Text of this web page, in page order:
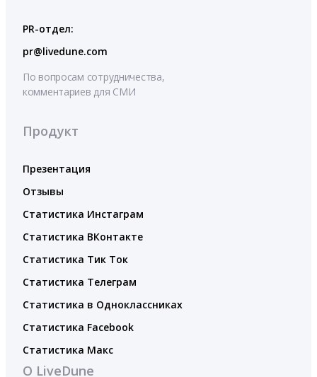
PR-отдел:
pr@livedune.com
По вопросам сотрудничества,
комментариев для СМИ
Продукт
Презентация
Отзывы
Статистика Инстаграм
Статистика ВКонтакте
Статистика Тик Ток
Статистика Телеграм
Статистика в Одноклассниках
Статистика Facebook
Статистика Макс
О LiveDune